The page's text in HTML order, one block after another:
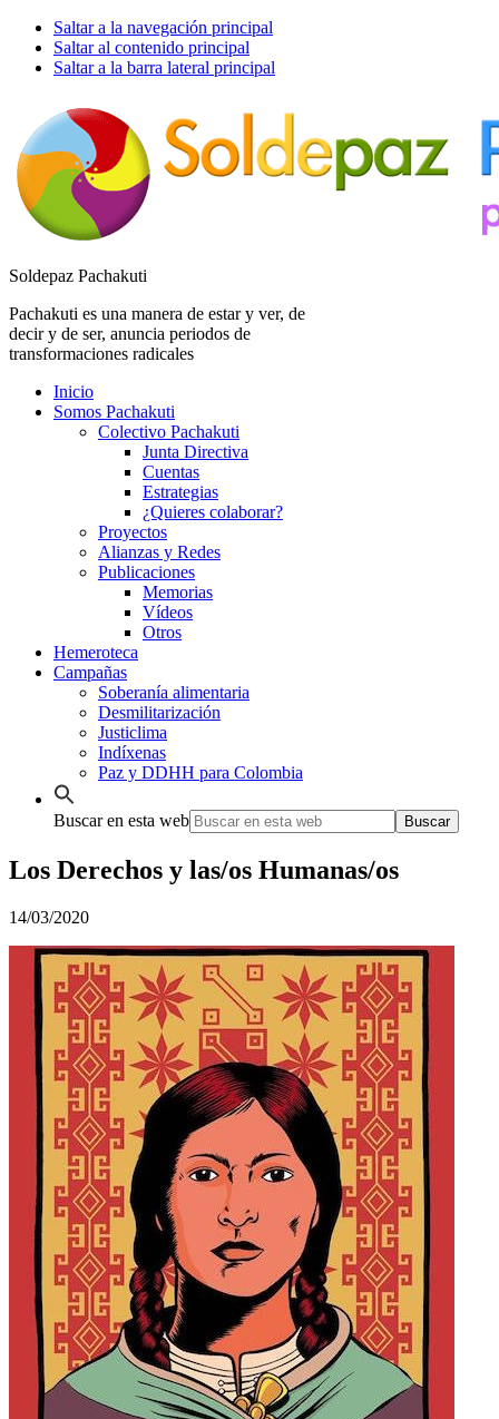
Saltar a la navegación principal
Saltar al contenido principal
Saltar a la barra lateral principal
Soldepaz Pachakuti
Pachakuti es una manera de estar y ver, de
decir y de ser, anuncia periodos de
transformaciones radicales
Inicio
Somos Pachakuti
Colectivo Pachakuti
Junta Directiva
Cuentas
Estrategias
¿Quieres colaborar?
Proyectos
Alianzas y Redes
Publicaciones
Memorias
Vídeos
Otros
Hemeroteca
Campañas
Soberanía alimentaria
Desmilitarización
Justiclima
Indíxenas
Paz y DDHH para Colombia
Buscar en esta web
Los Derechos y las/os Humanas/os
14/03/2020